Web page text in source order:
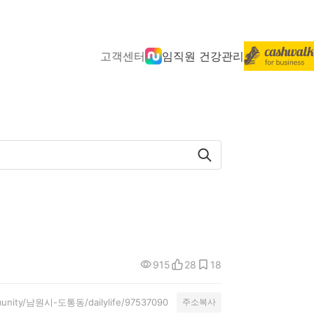
고객센터 임직원 건강관리
915 28 18
남원시-도통동/dailylife/97537090 주소복사